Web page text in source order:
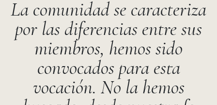
La comunidad se caracteriza
por las diferencias entre sus
miembros, hemos sido
convocados para esta
vocación. No la hemos